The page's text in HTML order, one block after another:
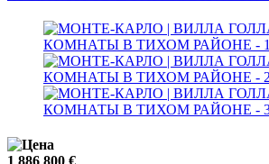
1 886 800 €